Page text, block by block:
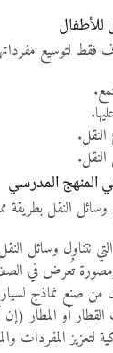
لتوسيع
المدرسي
النقل بطريقة
وسائل النقل
تُعرض في
من صنع نماذج
أو المطار
المفردات